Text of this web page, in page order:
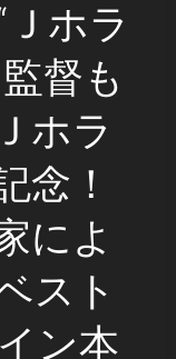
Ｊホラ
督も
ホラ
念！
によ
スト
ン本